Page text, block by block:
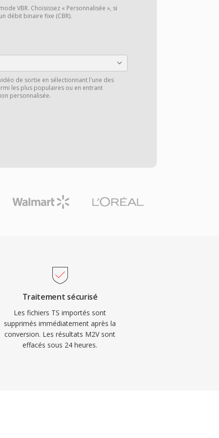
VBR. Choisissez « Personnalisée », si
débit binaire fixe (CBR).
de sortie en sélectionnant l'une des
les plus populaires ou en entrant
personnalisée.
Traitement sécurisé
Les fichiers TS importés sont
supprimés immédiatement après la
conversion. Les résultats M2V sont
effacés sous 24 heures.